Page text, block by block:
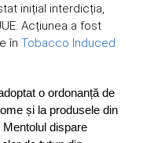
inițial interdicția,
Acțiunea a fost
în Tobacco Induced
o ordonanță de
și la produsele din
dispare